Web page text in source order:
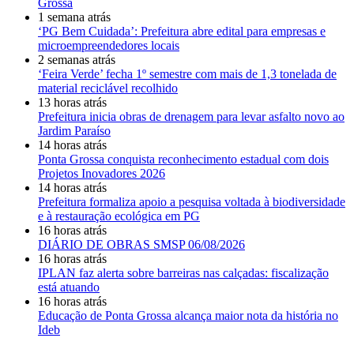
Grossa
1 semana atrás
‘PG Bem Cuidada’: Prefeitura abre edital para empresas e
microempreendedores locais
2 semanas atrás
‘Feira Verde’ fecha 1º semestre com mais de 1,3 tonelada de
material reciclável recolhido
13 horas atrás
Prefeitura inicia obras de drenagem para levar asfalto novo ao
Jardim Paraíso
14 horas atrás
Ponta Grossa conquista reconhecimento estadual com dois
Projetos Inovadores 2026
14 horas atrás
Prefeitura formaliza apoio a pesquisa voltada à biodiversidade
e à restauração ecológica em PG
16 horas atrás
DIÁRIO DE OBRAS SMSP 06/08/2026
16 horas atrás
IPLAN faz alerta sobre barreiras nas calçadas: fiscalização
está atuando
16 horas atrás
Educação de Ponta Grossa alcança maior nota da história no
Ideb